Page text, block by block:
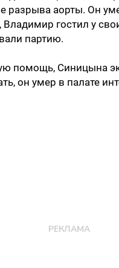
разрыва аорты. Он
гостил у
партию.
помощь, Синицына
он умер в палате